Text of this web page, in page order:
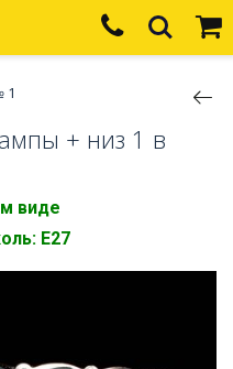
1
+ низ 1 в
виде
E27